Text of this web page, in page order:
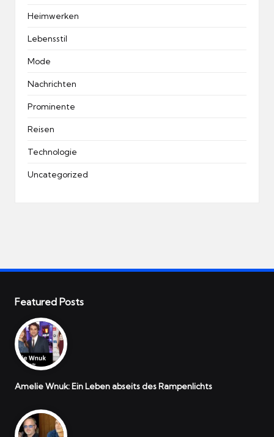
Heimwerken
Lebensstil
Mode
Nachrichten
Prominente
Reisen
Technologie
Uncategorized
Featured Posts
Amelie Wnuk: Ein Leben abseits des Rampenlichts